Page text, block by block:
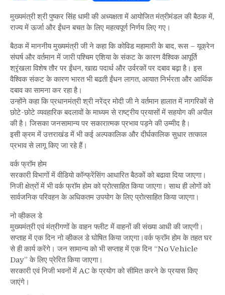
मुख्यमंत्री श्री पुष्कर सिंह धामी की अध्यक्षता में आयोजित मंत्रीमंडल की बैठक में,
राज्य में ऊर्जा और ईंधन बचत के लिए महत्वपूर्ण निर्णय लिए गए।
बैठक में माननीय मुख्यमंत्री जी ने कहा कि कोविड महामारी के बाद, रूस – यूक्रेन
संघर्ष और वर्तमान में जारी पश्चिम एशिया के संकट के कारण वैश्विक आपूर्ति
श्रृंखला विशेष तौर पर ईंधन, खाद्य पदार्थ और उर्वरकों पर दबाव बढ़ा है। इस
वैश्विक संकट के कारण भारत भी बढती ईंधन लागत, आयात निर्भरता और आर्थिक
दबाव का सामना कर रहा है।
उन्होंने कहा कि प्रधानमंत्री श्री नरेंद्र मोदी जी ने वर्तमान हालात में नागरिकों से
छोटे-छोटे व्यवहारिक बदलावों के माध्यम से राष्ट्रीय प्रयासों में सहयोग की अपील
की है। जिसका जनसामान्य पर सकारात्मक प्रभाव पड़ने की उम्मीद है।
इसी क्रम में उत्तराखंड में भी कई अल्पकालिक और दीर्घकालिक सुधार तत्काल
प्रभाव से लागू किए जा रहे हैं।
वर्क फ्रॉम होम
सरकारी विभागों में वीडियो कॉन्फ्रेंसिंग आधारित बैठकों को बढावा दिया जाएगा।
निजी क्षेत्रों में भी वर्क फ्रॉम होम को प्रोत्साहित किया जाएगा। साथ ही लोगों को
सार्वजनिक परिवहन के अधिकतम उपयोग के लिए प्रोत्साहित किया जाएगा।
नो व्हीकल डे
मुख्यमंत्री एवं मंत्रीगणों के वाहन फ्लीट में वाहनों की संख्या आधी की जाएगी।
सप्ताह में एक दिन नो व्हीकल डे घोषित किया जाएगा।वर्क फ्रॉम होम के तहत घर
से ही कार्य करेंगे। जन सामान्य को भी सप्ताह में एक दिन “No Vehicle
Day” के लिए प्रेरित किया जाएगा।
सरकारी एवं निजी भवनों में AC के प्रयोग को सीमित करने के प्रयास किए
जाएंगे।